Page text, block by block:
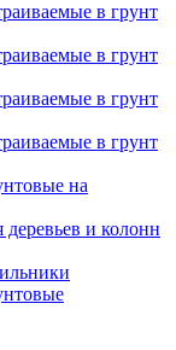
в грунт
в грунт
в грунт
в грунт
на
и колонн